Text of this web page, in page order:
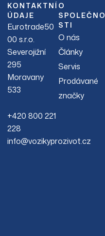
KONTAKTNÍ
ÚDAJE
Eurotrade50
00 s.r.o.
Severojižní
295
Moravany
533
+420 800 221
228
info@vozikyprozivot.cz
O
SPOLEČNO
STI
O nás
Články
Servis
Prodávané
značky